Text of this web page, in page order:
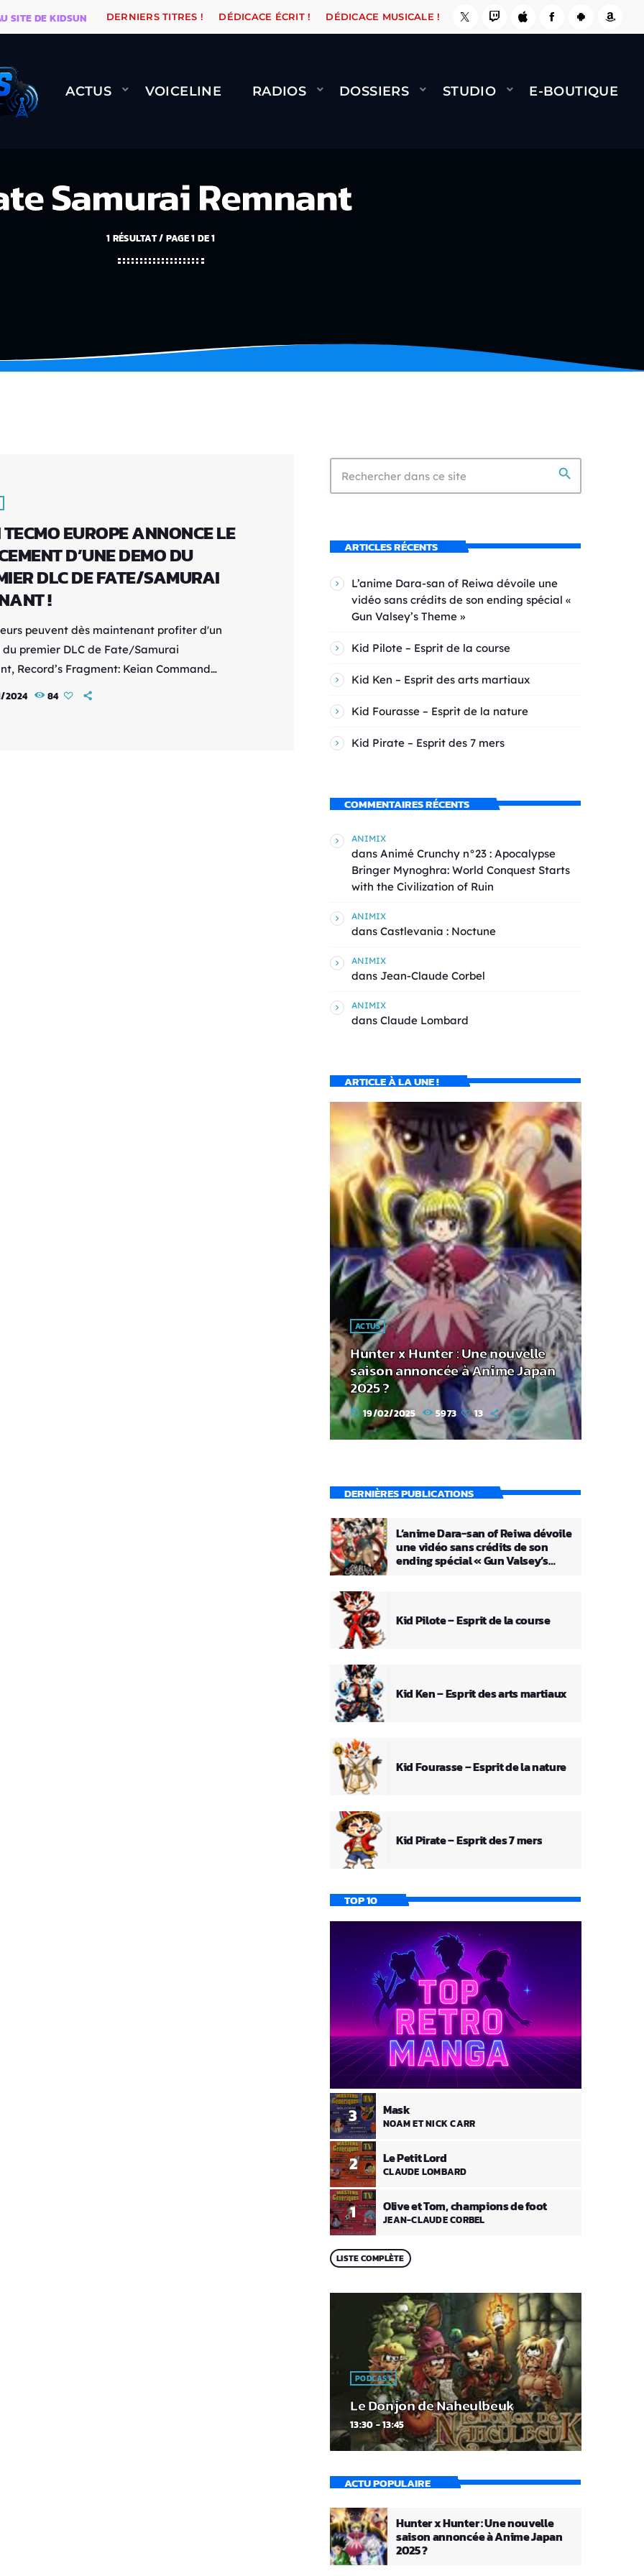
DE KIDSUNE WARÉTRO ORANGE ROAD QUI PASSE, ÇA LE FAIT ! NAMI BERNARD MINET - FLY
DERNIERS TITRES ! DÉDICACE ÉCRIT ! DÉDICACE MUSICALE !
ACTUS VOICELINE RADIOS DOSSIERS STUDIO E-BOUTIQUE
Samurai Remnant
1 RÉSULTAT / PAGE 1 DE 1
EUROPE ANNONCE LE
D’UNE DEMO DU
DLC DE FATE/SAMURAI
!
peuvent dès maintenant profiter d'un
du premier DLC de Fate/Samurai
Record’s Fragment: Keian Command
qui sera disponible en février 2024.
2024 84
search
ARTICLES RÉCENTS
L’anime Dara-san of Reiwa dévoile une
vidéo sans crédits de son ending spécial «
Gun Valsey’s Theme »
Kid Pilote – Esprit de la course
Kid Ken – Esprit des arts martiaux
Kid Fourasse – Esprit de la nature
Kid Pirate – Esprit des 7 mers
COMMENTAIRES RÉCENTS
ANIMIX
dans Animé Crunchy n°23 : Apocalypse
Bringer Mynoghra: World Conquest Starts
with the Civilization of Ruin
ANIMIX
dans Castlevania : Noctune
ANIMIX
dans Jean-Claude Corbel
ANIMIX
dans Claude Lombard
ARTICLE À LA UNE !
ACTUS
Hunter x Hunter : Une nouvelle
saison annoncée à Anime Japan
2025 ?
today 19/02/2025 5973 13
DERNIÈRES PUBLICATIONS
L’anime Dara-san of Reiwa dévoile
une vidéo sans crédits de son
ending spécial « Gun Valsey’s
Kid Pilote – Esprit de la course
Kid Ken – Esprit des arts martiaux
Kid Fourasse – Esprit de la nature
Kid Pirate – Esprit des 7 mers
TOP 10
1 Olive et Tom, champions de foot
JEAN-CLAUDE CORBEL
2 Le Petit Lord
CLAUDE LOMBARD
3 Mask
NOAM ET NICK CARR
LISTE COMPLÈTE
PODCAST
Le Donjon de Naheulbeuk
13:30 - 13:45
ACTU POPULAIRE
Hunter x Hunter : Une nouvelle
saison annoncée à Anime Japan
2025 ?